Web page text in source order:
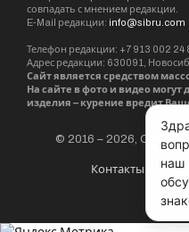
По мнению
был одним из самых
Особую похвалу
понимание игры и
финале встретились
наш